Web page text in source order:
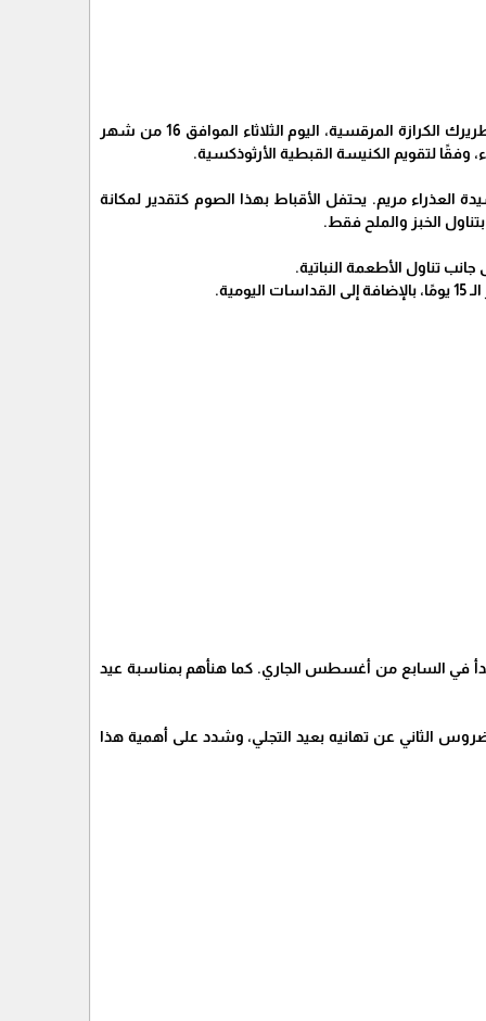
الحياة برس - تحتفل الكنيسة القبطية الأرثوذكسية، بقيادة البابا تواضروس الثاني، بابا الإسكندرية وبطريرك الكرازة المرقسية، اليوم الثلاثاء الموافق 16 من شهر
لصوم دام 15 يومًا، والذي يسمى صوم السيدة العذراء مريم. يحتفل الأقباط بهذا الصوم كتقدير لمكانة
الخبز والملح فقط.
تناول الأطعمة النباتية.
بدأ في السابع من أغسطس الجاري. كما هنأهم بمناسبة عيد
الثاني عن تهانيه بعيد التجلي، وشدد على أهمية هذا